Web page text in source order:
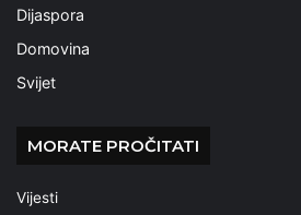
Dijaspora
Domovina
Svijet
MORATE PROČITATI
Vijesti